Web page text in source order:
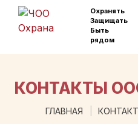
Охранять
Защищать
Быть
рядом
КОНТАКТЫ
ГЛАВНАЯ